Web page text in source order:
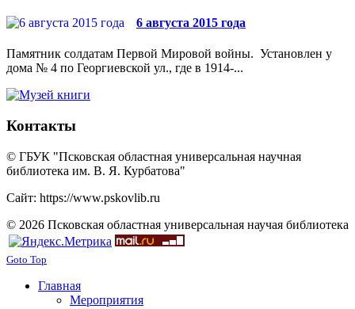
6 августа 2015 года
Памятник солдатам Первой Мировой войны. Установлен у
дома № 4 по Георгиевской ул., где в 1914-...
Контакты
© ГБУК "Псковская областная универсальная научная
библиотека им. В. Я. Курбатова"
Сайт: https://www.pskovlib.ru
© 2026 Псковская областная универсальная научая библиотека
Goto Top
Главная
Мероприятия